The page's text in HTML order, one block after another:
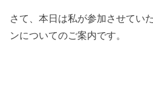
さて、本日は私が参加させてい
ンについてのご案内です。